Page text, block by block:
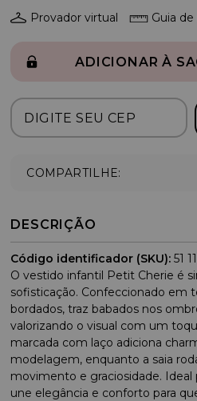
Provador virtual Guia
ADICIONAR À
COMPARTILHE:
DESCRIÇÃO
Código identificador (SKU): 51
O vestido infantil Petit Cherie é
sofisticação. Confeccionado em
bordados, traz babados nos
valorizando o visual com um
marcada com laço adiciona
modelagem, enquanto a saia
movimento e graciosidade. Ideal
une elegância e conforto para